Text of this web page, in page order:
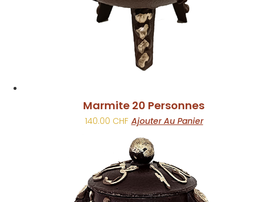
Marmite 20 Personnes
140.00 CHF Ajouter Au Panier